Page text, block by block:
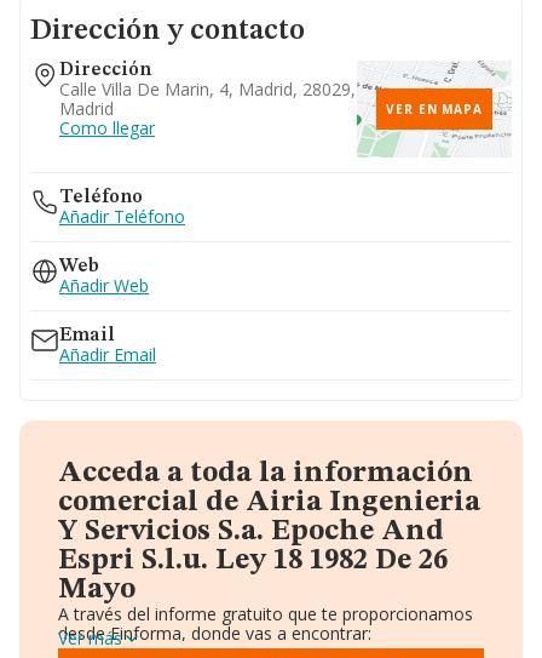
Dirección y contacto
Dirección
Calle Villa De Marin, 4, Madrid, 28029,
Madrid
Como llegar
VER EN MAPA
Teléfono
Añadir Teléfono
Web
Añadir Web
Email
Añadir Email
Acceda a toda la información
comercial de Airia Ingenieria
Y Servicios S.a. Epoche And
Espri S.l.u. Ley 18 1982 De 26
Mayo
A través del informe gratuito que te proporcionamos
desde Einforma, donde vas a encontrar:
Datos identificativos: Denominación, CIF,
Ver más